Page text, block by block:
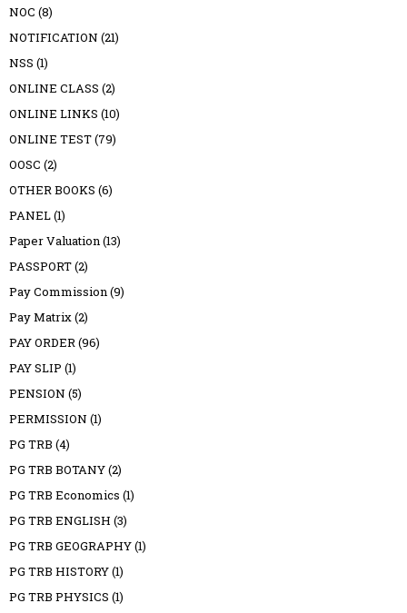
NOC (8)
NOTIFICATION (21)
NSS (1)
ONLINE CLASS (2)
ONLINE LINKS (10)
ONLINE TEST(79)
OOSC (2)
OTHER BOOKS (6)
PANEL(1)
Paper Valuation(13)
PASSPORT(2)
Pay Commission(9)
Pay Matrix(2)
PAY ORDER(96)
PAY SLIP (1)
PENSION (5)
PERMISSION (1)
PG TRB (4)
PG TRB BOTANY(2)
PG TRB Economics (1)
PG TRB ENGLISH (3)
PG TRB GEOGRAPHY(1)
PG TRB HISTORY(1)
PG TRB PHYSICS (1)